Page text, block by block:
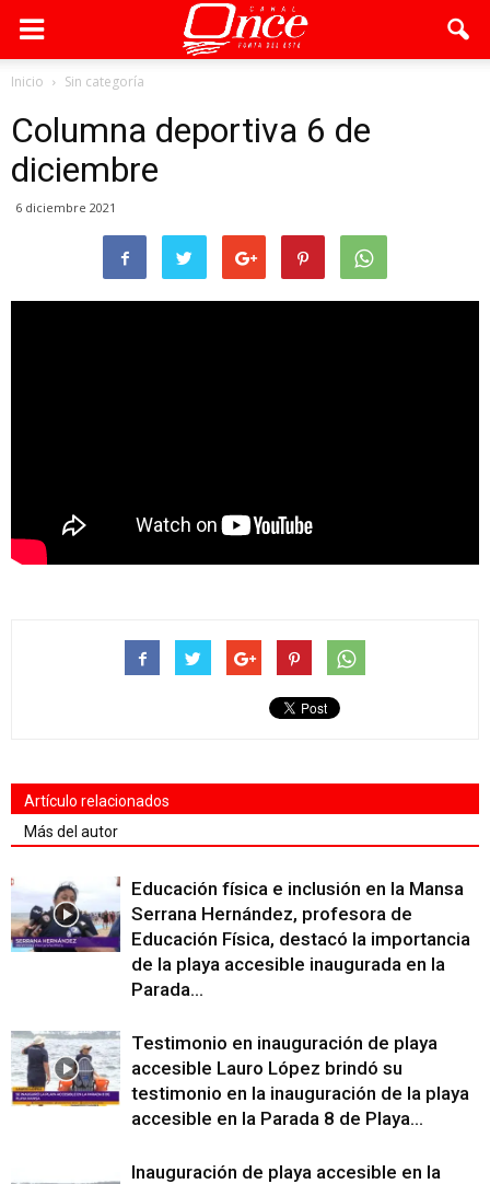
Inicio Sin categoría
Columna deportiva 6 de
diciembre
6 diciembre 2021
Artículo relacionados
Más del autor
Educación física e inclusión en la Mansa
Serrana Hernández, profesora de
Educación Física, destacó la importancia
de la playa accesible inaugurada en la
Parada...
Testimonio en inauguración de playa
accesible Lauro López brindó su
testimonio en la inauguración de la playa
accesible en la Parada 8 de Playa...
Inauguración de playa accesible en la